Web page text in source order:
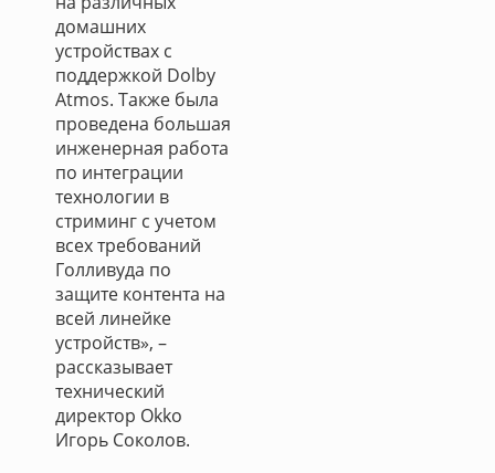
домашних
устройствах с
поддержкой Dolby
Atmos. Также была
проведена большая
инженерная работа
по интеграции
технологии в
стриминг с учетом
всех требований
Голливуда по
защите контента на
всей линейке
устройств», –
рассказывает
технический
директор Okko
Игорь Соколов.